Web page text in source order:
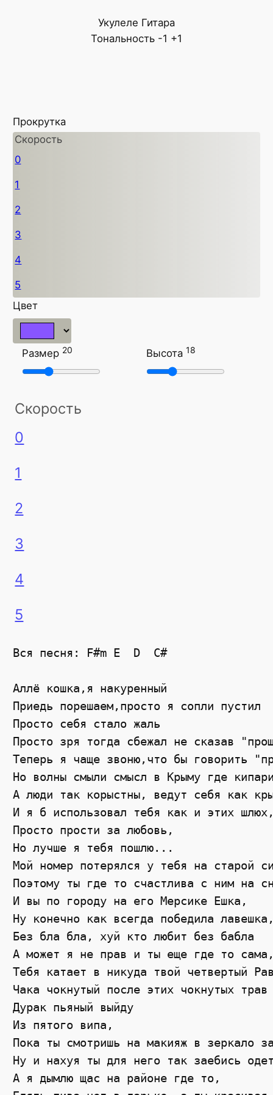
Укулеле Гитара
Тональность -1 +1
Прокрутка
Скорость
0
1
2
3
4
5
Цвет
Размер 20 Высота 18
Скорость
0
1
2
3
4
5
Вся песня: F#m E  D  C#
Аллё кошка,я накуренный
Приедь порешаем,просто я сопли пустил
Просто себя стало жаль
Просто зря тогда сбежал не сказав
Теперь я чаще звоню,что бы говорить
Но волны смыли смысл в Крыму где
А люди так корыстны, ведут себя как
И я б использовал тебя как и этих
Просто прости за любовь,
Но лучше я тебя пошлю...
Мой номер потерялся у тебя на старой
Поэтому ты где то счастлива с ним на
И вы по городу на его Мерсике Ешка,
Ну конечно как всегда победила
Без бла бла, хуй кто любит без бабла
А может я не прав и ты еще где то
Тебя катает в никуда твой четвертый
Чака чокнутый после этих чокнутых
Дурак пьяный выйду
Из пятого випа,
Пока ты смотришь на макияж в зеркало
Ну и нахуя ты для него так заебись
А я дымлю щас на районе где то,